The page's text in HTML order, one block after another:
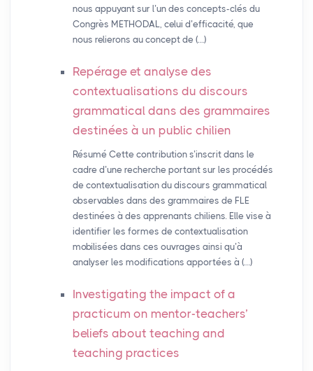
nous appuyant sur l’un des concepts-clés du
Congrès METHODAL, celui d’efficacité, que
nous relierons au concept de (…)
Repérage et analyse des
contextualisations du discours
grammatical dans des grammaires
destinées à un public chilien
Résumé Cette contribution s’inscrit dans le
cadre d’une recherche portant sur les procédés
de contextualisation du discours grammatical
observables dans des grammaires de FLE
destinées à des apprenants chiliens. Elle vise à
identifier les formes de contextualisation
mobilisées dans ces ouvrages ainsi qu’à
analyser les modifications apportées à (…)
Investigating the impact of a
practicum on mentor-teachers’
beliefs about teaching and
teaching practices